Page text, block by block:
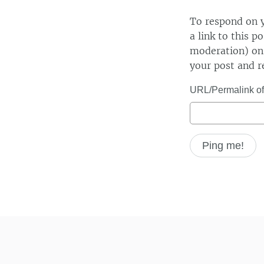
To respond on
a link to this
moderation)
your post and
URL/Permalink